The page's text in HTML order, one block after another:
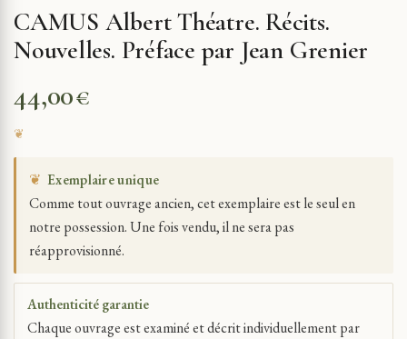
CAMUS Albert Théatre. Récits.
Nouvelles. Préface par Jean Grenier
44,00€
❦ Exemplaire unique
Comme tout ouvrage ancien, cet exemplaire est le seul en
notre possession. Une fois vendu, il ne sera pas
réapprovisionné.
Authenticité garantie
Chaque ouvrage est examiné et décrit individuellement par